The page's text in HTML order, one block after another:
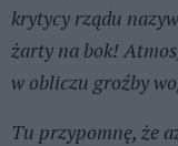
krytycy rządu
żarty na bok!
w obliczu groźby
Tu przypomnę, że